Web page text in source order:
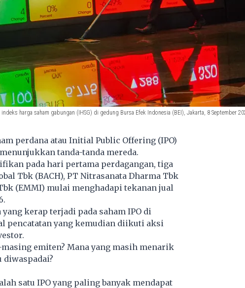
harga saham gabungan (IHSG) di gedung Bursa Efek Indonesia (BEI), Jakarta, 8 September
perdana atau Initial Public Offering (IPO)
tanda-tanda mereda.
pada hari pertama perdagangan, tiga
Tbk (BACH), PT Nitrasanata Dharma Tbk
(EMMI) mulai menghadapi tekanan jual
kerap terjadi pada saham IPO di
pencatatan yang kemudian diikuti aksi
emiten? Mana yang masih menarik
diwaspadai?
satu IPO yang paling banyak mendapat